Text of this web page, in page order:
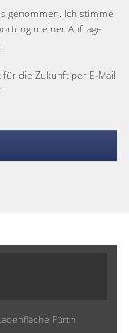
genommen. Ich stimme
meiner Anfrage
die Zukunft per E-Mail
Fürth